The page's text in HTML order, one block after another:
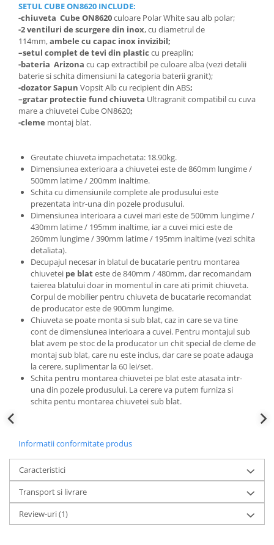
SETULCUBE ON8620 INCLUDE:
-chiuveta Cube ON8620culoare Polar White sau alb polar;
-2 ventiluri de scurgere din inox, cu diametrul de
114mm,ambele cu capac inox invizibil;
–setul complet de tevi din plastic cu preaplin;
-bateria Arizona cu cap extractibil pe culoare alba (vezi detalii
baterie si schita dimensiuni la categoria baterii granit);
-dozator Sapun Vopsit Alb cu recipient din ABS;
–gratar protectie fund chiuveta Ultragranit compatibil cu cuva
mare a chiuvetei Cube ON8620;
-cleme montaj blat.
Greutate chiuveta impachetata: 18.90kg.
Dimensiunea exterioara a chiuvetei este de 860mm lungime /
500mm latime / 200mm inaltime.
Schita cu dimensiunile complete ale produsului este
prezentata intr-una din pozele produsului.
Dimensiunea interioara a cuvei mari este de 500mm lungime /
430mm latime / 195mm inaltime, iar a cuvei mici este de
260mm lungime / 390mm latime / 195mm inaltime (vezi schita
detaliata).
Decupajul necesar in blatul de bucatarie pentru montarea
chiuvetei pe blateste de 840mm / 480mm, dar recomandam
taierea blatului doar in momentul in care ati primit chiuveta.
Corpul de mobilier pentru chiuveta de bucatarie recomandat
de producator este de 900mm lungime.
Chiuveta se poate monta si sub blat, caz in care se va tine
cont de dimensiunea interioara a cuvei. Pentru montajul sub
blat avem pe stoc de la producator un chit special de cleme de
montaj sub blat, care nu este inclus, dar care se poate adauga
la cerere, suplimentar la 60 lei/set.
Schita pentru montarea chiuvetei pe blat este atasata intr-
una din pozele produsului. La cerere va putem furniza si
schita pentu montarea chiuvetei sub blat.
Informatii conformitate produs
Caracteristici
Transport si livrare
Review-uri(1)